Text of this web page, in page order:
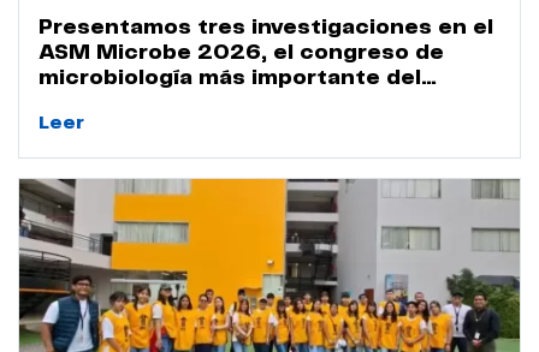
Presentamos tres investigaciones en el
ASM Microbe 2026, el congreso de
microbiología más importante del
Leer